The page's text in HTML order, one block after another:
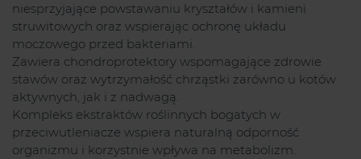
niesprzyjające powstawaniu kryształów i kamieni
struwitowych oraz wspierając ochronę układu
moczowego przed bakteriami.
Zawiera chondroprotektory wspomagające zdrowie
stawów oraz wytrzymałość chrząstki zarówno u kotów
aktywnych, jak i z nadwagą.
Kompleks ekstraktów roślinnych bogatych w
przeciwutleniacze wspiera naturalną odporność
organizmu i korzystnie wpływa na metabolizm.